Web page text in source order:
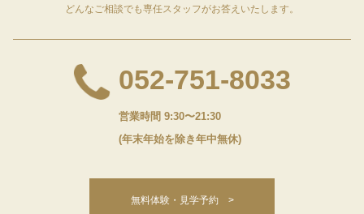
どんなご相談でも専任スタッフがお答えいたします。
052-751-8033
営業時間 9:30〜21:30
(年末年始を除き年中無休)
無料体験・見学予約 >